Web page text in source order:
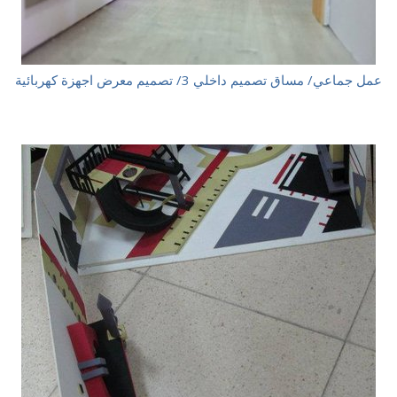
عمل جماعي/ مساق تصميم داخلي 3/ تصميم معرض اجهزة كهربائية